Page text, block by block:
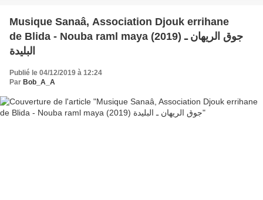
Musique Sanaâ, Association Djouk errihane
de Blida - Nouba raml maya (2019) جوق الريهان ـ
البليدة
Publié le 04/12/2019 à 12:24
Par Bob_A_A